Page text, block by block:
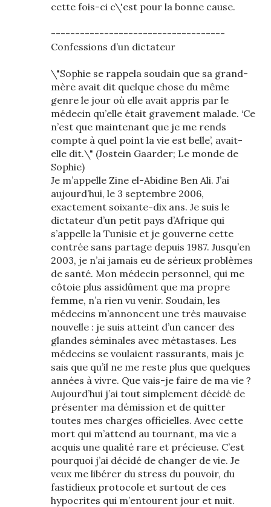
cette fois-ci c\'est pour la bonne cause.
------------------------------------
Confessions d’un dictateur
\"Sophie se rappela soudain que sa grand-
mère avait dit quelque chose du même
genre le jour où elle avait appris par le
médecin qu’elle était gravement malade. ‘Ce
n’est que maintenant que je me rends
compte à quel point la vie est belle’, avait-
elle dit.\" (Jostein Gaarder; Le monde de
Sophie)
Je m’appelle Zine el-Abidine Ben Ali. J’ai
aujourd’hui, le 3 septembre 2006,
exactement soixante-dix ans. Je suis le
dictateur d’un petit pays d’Afrique qui
s’appelle la Tunisie et je gouverne cette
contrée sans partage depuis 1987. Jusqu’en
2003, je n’ai jamais eu de sérieux problèmes
de santé. Mon médecin personnel, qui me
côtoie plus assidûment que ma propre
femme, n’a rien vu venir. Soudain, les
médecins m’annoncent une très mauvaise
nouvelle : je suis atteint d’un cancer des
glandes séminales avec métastases. Les
médecins se voulaient rassurants, mais je
sais que qu’il ne me reste plus que quelques
années à vivre. Que vais-je faire de ma vie ?
Aujourd’hui j’ai tout simplement décidé de
présenter ma démission et de quitter
toutes mes charges officielles. Avec cette
mort qui m’attend au tournant, ma vie a
acquis une qualité rare et précieuse. C’est
pourquoi j’ai décidé de changer de vie. Je
veux me libérer du stress du pouvoir, du
fastidieux protocole et surtout de ces
hypocrites qui m’entourent jour et nuit.